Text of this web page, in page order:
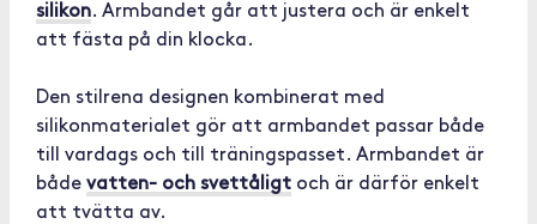
silikon. Armbandet går att justera och är enkelt
att fästa på din klocka.
Den stilrena designen kombinerat med
silikonmaterialet gör att armbandet passar både
till vardags och till träningspasset. Armbandet är
både vatten- och svettåligt och är därför enkelt
att tvätta av.